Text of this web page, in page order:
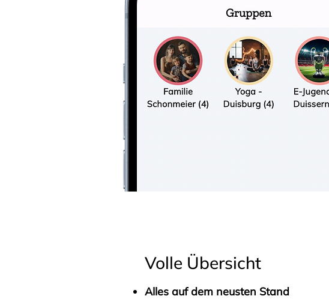
Volle Übersicht
Alles auf dem neusten Stand